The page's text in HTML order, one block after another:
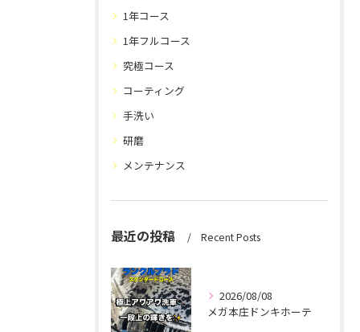
1年コース
1年フルコース
究極コース
コーティング
手洗い
研磨
メンテナンス
最近の投稿 Recent Posts
2026/08/08
メガ本庄ドンキホーテ